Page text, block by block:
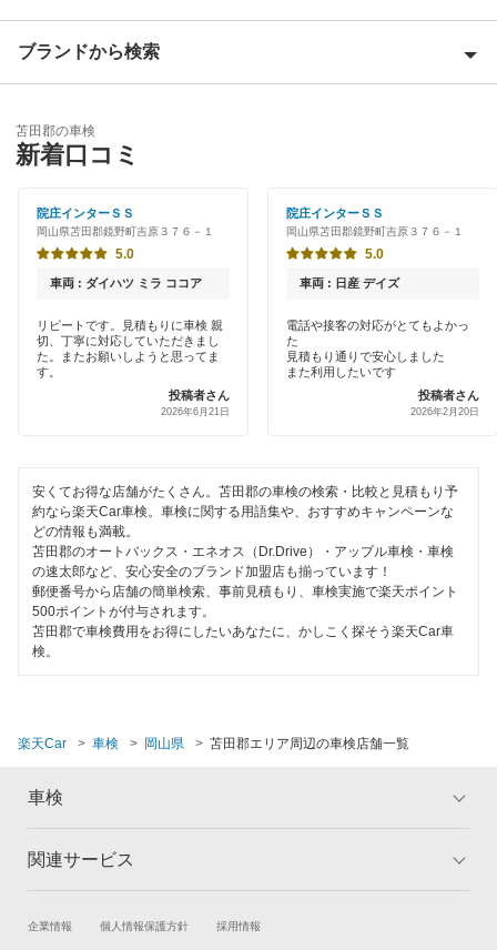
浅口郡
浅口市
井原市
小田郡
加賀郡
勝田郡
瀬戸内市
総社市
高梁市
玉野市
備前市
真庭郡
優良店
早割りあり
土日祝OK
代車あり
引取り・納車あり
ハイブリッド車OK
1日車検
整備保証
1級整備士在籍
コンピューター診断
ブランドから検索
出光興産「らくらく安心車検」
トヨタディーラー
苫田郡の車検
新着口コミ
院庄インターＳＳ
岡山県苫田郡鏡野町吉原３７６－１
5.0
車両 : ダイハツ ミラ ココア
リピートです。見積もりに車検 親
切、丁寧に対応していただきまし
た。またお願いしようと思ってま
す。
投稿者さん
2026年6月21日
院庄インターＳＳ
岡山県苫田郡鏡野町吉原３７６－１
5.0
車両 : 日産 デイズ
電話や接客の対応がとてもよかっ
た
見積もり通りで安心しました
また利用したいです
投稿者さん
2026年2月20日
安くてお得な店舗がたくさん。苫田郡の車検の検索・比較と見積もり予
約なら楽天Car車検。車検に関する用語集や、おすすめキャンペーンな
どの情報も満載。
苫田郡のオートバックス・エネオス（Dr.Drive）・アップル車検・車検
の速太郎など、安心安全のブランド加盟店も揃っています！
郵便番号から店舗の簡単検索、事前見積もり、車検実施で楽天ポイント
500ポイントが付与されます。
苫田郡で車検費用をお得にしたいあなたに、かしこく探そう楽天Car車
検。
楽天Car 車検 岡山県 苫田郡エリア周辺の車検店舗一覧
車検
トップ
車検の基礎知識 キャンペーン一覧
関連サービス
試乗・商談 新車購入
企業情報 個人情報保護方針 採用情報